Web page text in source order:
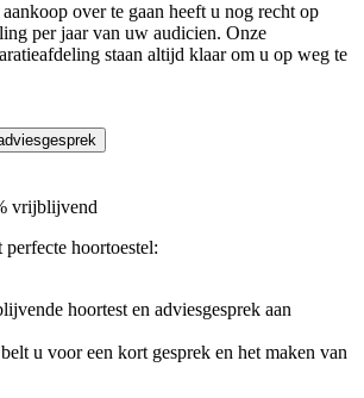
over te gaan heeft u nog recht op
per jaar van uw audicien. Onze
staan altijd klaar om u op weg te
vrijblijvend
hoortoestel:
hoortest en adviesgesprek aan
u voor een kort gesprek en het maken van